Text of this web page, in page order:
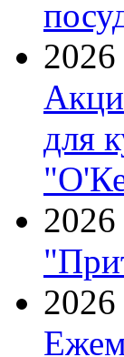
2026
для
2026
2026